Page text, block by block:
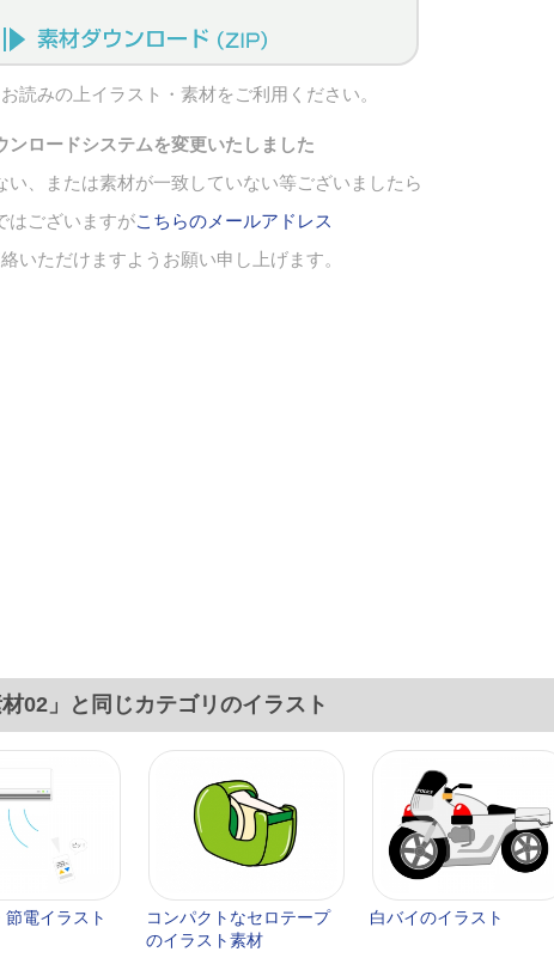
読みの上イラスト・素材をご利用ください。
ンロードシステムを変更いたしました
い、または素材が一致していない等ございましたら
はございますがこちらのメールアドレス
いただけますようお願い申し上げます。
02」と同じカテゴリのイラスト
節電イラスト
コンパクトなセロテープ
のイラスト素材
白バイのイラスト